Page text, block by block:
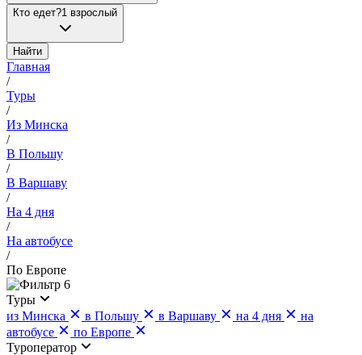
Кто едет?1 взрослый
Найти
Главная
/
Туры
/
Из Минска
/
В Польшу
/
В Варшаву
/
На 4 дня
/
На автобусе
/
По Европе
6
Туры
из Минска
в Польшу в Варшаву на 4 дня
на
автобусе
по Европе
Туроператор